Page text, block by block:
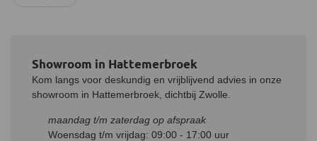
Showroom in Hattemerbroek
Kom langs voor deskundig en vrijblijvend advies in onze
showroom in Hattemerbroek, dichtbij Zwolle.
maandag t/m zaterdag op afspraak
Woensdag t/m vrijdag: 09:00 - 17:00 uur